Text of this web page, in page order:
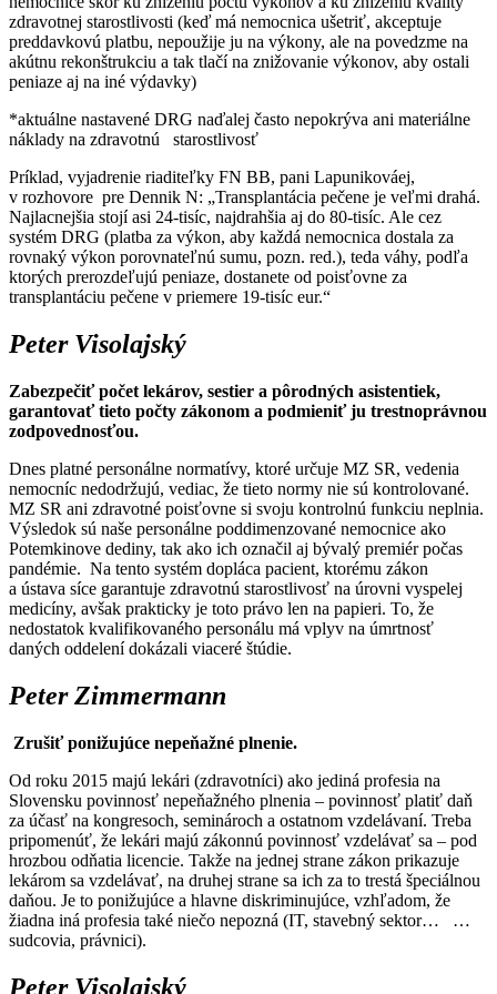
zdravotnej starostlivosti (keď má nemocnica ušetriť, akceptuje
preddavkovú platbu, nepoužije ju na výkony, ale na povedzme na
akútnu rekonštrukciu a tak tlačí na znižovanie výkonov, aby ostali
peniaze aj na iné výdavky)
*aktuálne nastavené DRG naďalej často nepokrýva ani materiálne
náklady na zdravotnú starostlivosť
Príklad, vyjadrenie riaditeľky FN BB, pani Lapunikováej,
v rozhovore pre Dennik N: „Transplantácia pečene je veľmi drahá.
Najlacnejšia stojí asi 24-tisíc, najdrahšia aj do 80-tisíc. Ale cez
systém DRG (platba za výkon, aby každá nemocnica dostala za
rovnaký výkon porovnateľnú sumu, pozn. red.), teda váhy, podľa
ktorých prerozdeľujú peniaze, dostanete od poisťovne za
transplantáciu pečene v priemere 19-tisíc eur.“
Peter Visolajský
Zabezpečiť počet lekárov, sestier a pôrodných asistentiek,
garantovať tieto počty zákonom a podmieniť ju trestnoprávnou
zodpovednosťou.
Dnes platné personálne normatívy, ktoré určuje MZ SR, vedenia
nemocníc nedodržujú, vediac, že tieto normy nie sú kontrolované.
MZ SR ani zdravotné poisťovne si svoju kontrolnú funkciu neplnia.
Výsledok sú naše personálne poddimenzované nemocnice ako
Potemkinove dediny, tak ako ich označil aj bývalý premiér počas
pandémie. Na tento systém dopláca pacient, ktorému zákon
a ústava síce garantuje zdravotnú starostlivosť na úrovni vyspelej
medicíny, avšak prakticky je toto právo len na papieri. To, že
nedostatok kvalifikovaného personálu má vplyv na úmrtnosť
daných oddelení dokázali viaceré štúdie.
Peter Zimmermann
Zrušiť ponižujúce nepeňažné plnenie.
Od roku 2015 majú lekári (zdravotníci) ako jediná profesia na
Slovensku povinnosť nepeňažného plnenia – povinnosť platiť daň
za účasť na kongresoch, seminároch a ostatnom vzdelávaní. Treba
pripomenúť, že lekári majú zákonnú povinnosť vzdelávať sa – pod
hrozbou odňatia licencie. Takže na jednej strane zákon prikazuje
lekárom sa vzdelávať, na druhej strane sa ich za to trestá špeciálnou
daňou. Je to ponižujúce a hlavne diskriminujúce, vzhľadom, že
žiadna iná profesia také niečo nepozná (IT, stavebný sektor… …
sudcovia, právnici).
Peter Visolajský